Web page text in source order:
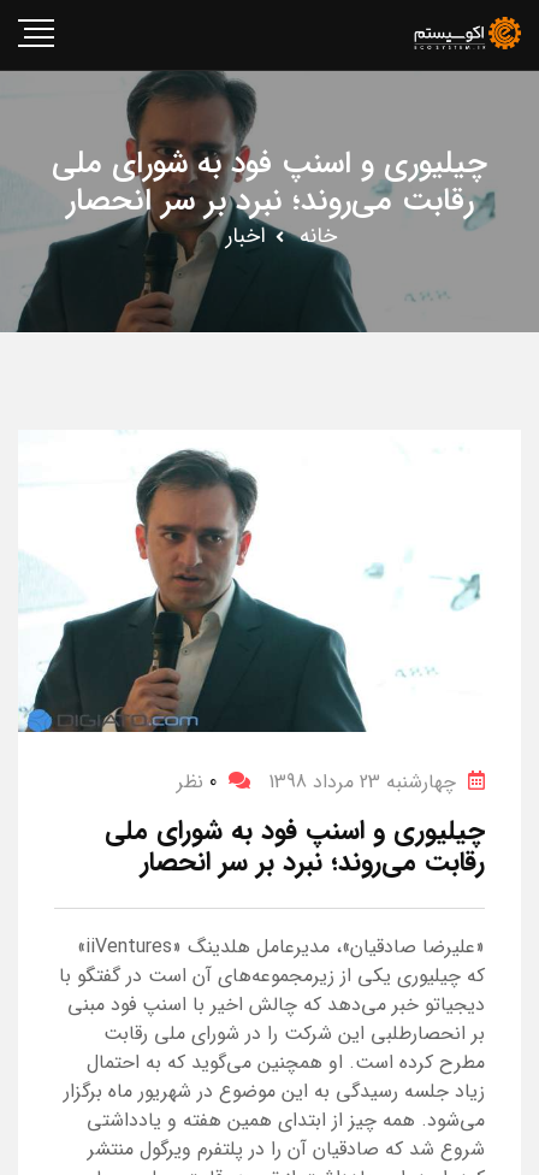
چیلیوری و اسنپ فود به شورای ملی
رقابت می‌روند؛ نبرد بر سر انحصار
خانه اخبار
چهارشنبه 23 مرداد 1398 0 نظر
چیلیوری و اسنپ فود به شورای ملی
رقابت می‌روند؛ نبرد بر سر انحصار
«علیرضا صادقیان»، مدیرعامل هلدینگ «iiVentures»
که چیلیوری یکی از زیرمجموعه‌های آن است در گفتگو با
دیجیاتو خبر می‌دهد که چالش اخیر با اسنپ فود مبنی
بر انحصارطلبی این شرکت را در شورای ملی رقابت
مطرح کرده است. او همچنین می‌گوید که به احتمال
زیاد جلسه رسیدگی به این موضوع در شهریور ماه برگزار
می‌شود. همه چیز از ابتدای همین هفته و یادداشتی
شروع شد که صادقیان آن را در پلتفرم ویرگول منتشر